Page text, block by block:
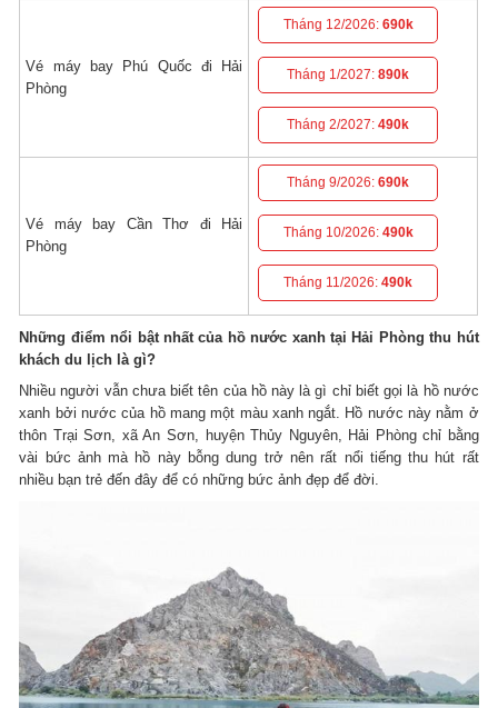
Vé máy bay Phú Quốc đi Hải
Phòng
Tháng 12/2026: 690k
Tháng 1/2027:890k
Tháng 2/2027:490k
Vé máy bay Cần Thơ đi Hải
Phòng
Tháng 9/2026:690k
Tháng 10/2026: 490k
Tháng 11/2026:490k
Những điểm nổi bật nhất của hồ nước xanh tại Hải Phòng thu hút
khách du lịch là gì?
Nhiều người vẫn chưa biết tên của hồ này là gì chỉ biết gọi là hồ nước
xanh bởi nước của hồ mang một màu xanh ngắt. Hồ nước này nằm ở
thôn Trại Sơn, xã An Sơn, huyện Thủy Nguyên, Hải Phòng chỉ bằng
vài bức ảnh mà hồ này bỗng dung trở nên rất nổi tiếng thu hút rất
nhiều bạn trẻ đến đây để có những bức ảnh đẹp để đời.